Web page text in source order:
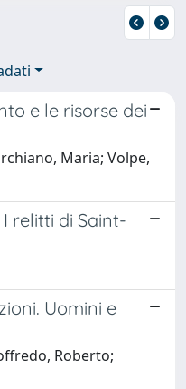
e le risorse dei
Maria; Volpe,
relitti di Saint-
Uomini e
Roberto;